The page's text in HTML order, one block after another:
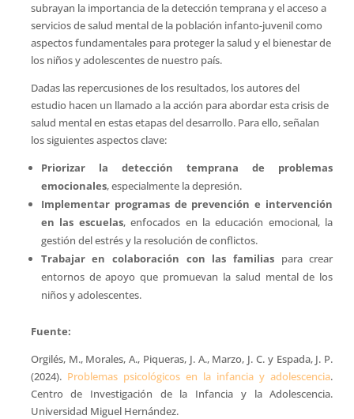
subrayan la importancia de la detección temprana y el acceso a
servicios de salud mental de la población infanto-juvenil como
aspectos fundamentales para proteger la salud y el bienestar de
los niños y adolescentes de nuestro país.
Dadas las repercusiones de los resultados, los autores del
estudio hacen un llamado a la acción para abordar esta crisis de
salud mental en estas etapas del desarrollo. Para ello, señalan
los siguientes aspectos clave:
Priorizar la detección temprana de problemas
emocionales, especialmente la depresión.
Implementar programas de prevención e intervención
en las escuelas, enfocados en la educación emocional, la
gestión del estrés y la resolución de conflictos.
Trabajar en colaboración con las familiaspara crear
entornos de apoyo que promuevan la salud mental de los
niños y adolescentes.
Fuente:
Orgilés, M., Morales, A., Piqueras, J. A., Marzo, J. C. y Espada, J. P.
(2024). Problemas psicológicos en la infancia y adolescencia.
Centro de Investigación de la Infancia y la Adolescencia.
Universidad Miguel Hernández.